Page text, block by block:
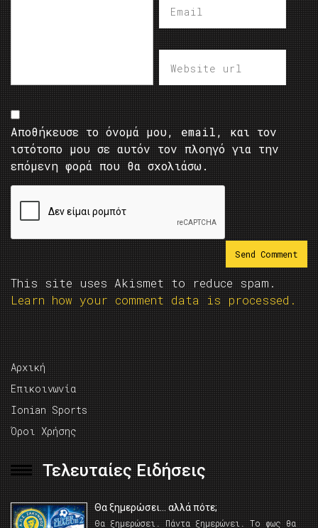
Αποθήκευσε το όνομά μου, email, και τον
ιστότοπο μου σε αυτόν τον πλοηγό για την
επόμενη φορά που θα σχολιάσω.
This site uses Akismet to reduce spam.
Learn how your comment data is processed.
Αρχική
Επικοινωνία
Ionian Sports
Όροι Χρήσης
Τελευταίες Ειδήσεις
Θα ξημερώσει… αλλά πότε;
Θα ξημερώσει. Πάντα ξημερώνει. Το φως θα